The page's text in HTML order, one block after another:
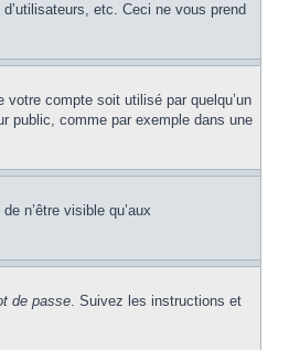
etc. Ceci ne vous prend
votre compte soit utilisé par quelqu’un
public, comme par exemple dans une
n’être visible qu’aux
de passe. Suivez les instructions et